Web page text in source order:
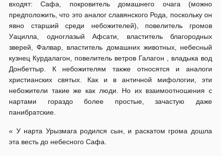
входят: Сафа, покровитель домашнего очага (можно
предположить, что это аналог славянского Рода, поскольку он
явно старший среди небожителей), повелитель громов
Уацилла, одноглазый Афсати, властитель благородных
зверей, Фалвар, властитель домашних животных, небесный
кузнец Курдалагон, повелитель ветров Галагон , владыка вод
Донбеттыр. К небожителям также относятся и аналоги
христианских святых. Как и в античной мифологии, эти
небожители такие же как люди. Но их взаимоотношения с
нартами гораздо более простые, зачастую даже
панибратские.
« У нарта Урызмага родился сын, и раскатом грома дошла
эта весть до небесного Сафа.